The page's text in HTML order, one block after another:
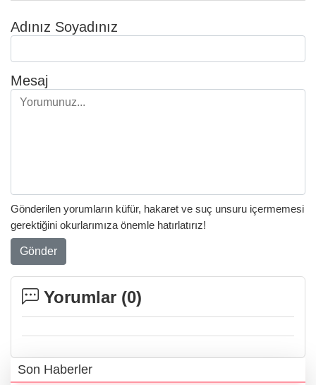
Adınız Soyadınız
Mesaj
Gönderilen yorumların küfür, hakaret ve suç unsuru içermemesi
gerektiğini okurlarımıza önemle hatırlatırız!
Gönder
Yorumlar (0)
Son Haberler